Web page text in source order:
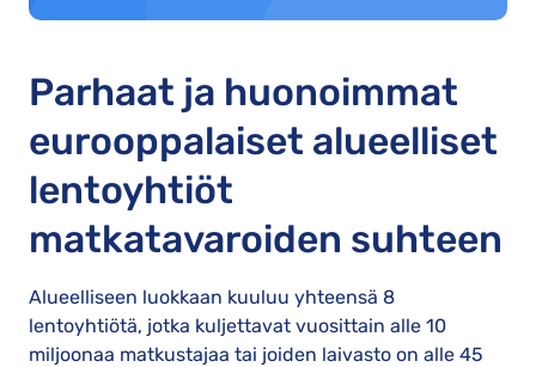
Parhaat ja huonoimmat
eurooppalaiset alueelliset
lentoyhtiöt
matkatavaroiden suhteen
Alueelliseen luokkaan kuuluu yhteensä 8
lentoyhtiötä, jotka kuljettavat vuosittain alle 10
miljoonaa matkustajaa tai joiden laivasto on alle 45